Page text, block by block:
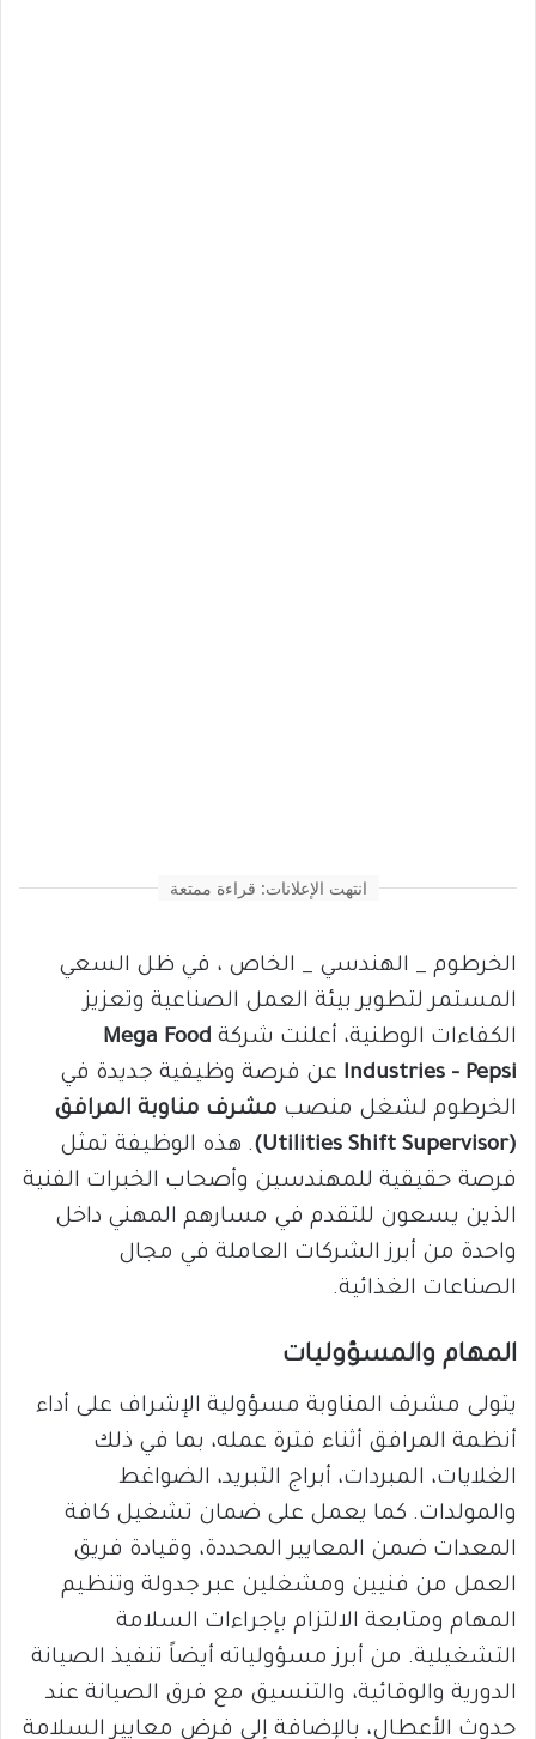
انتهت الإعلانات: قراءة ممتعة
الخرطوم _ الهندسي _ الخاص ، في ظل السعي
المستمر لتطوير بيئة العمل الصناعية وتعزيز
الكفاءات الوطنية، أعلنت شركة Mega Food
Industries – Pepsi عن فرصة وظيفية جديدة في
الخرطوم لشغل منصب مشرف مناوبة المرافق
(Utilities Shift Supervisor)
. هذه الوظيفة تمثل
فرصة حقيقية للمهندسين وأصحاب الخبرات الفنية
الذين يسعون للتقدم في مسارهم المهني داخل
واحدة من أبرز الشركات العاملة في مجال
الصناعات الغذائية.
المهام والمسؤوليات
يتولى مشرف المناوبة مسؤولية الإشراف على أداء
أنظمة المرافق أثناء فترة عمله، بما في ذلك
الغلايات، المبردات، أبراج التبريد، الضواغط
والمولدات. كما يعمل على ضمان تشغيل كافة
المعدات ضمن المعايير المحددة، وقيادة فريق
العمل من فنيين ومشغلين عبر جدولة وتنظيم
المهام ومتابعة الالتزام بإجراءات السلامة
التشغيلية. من أبرز مسؤولياته أيضاً تنفيذ الصيانة
الدورية والوقائية، والتنسيق مع فرق الصيانة عند
حدوث الأعطال، بالإضافة إلى فرض معايير السلامة